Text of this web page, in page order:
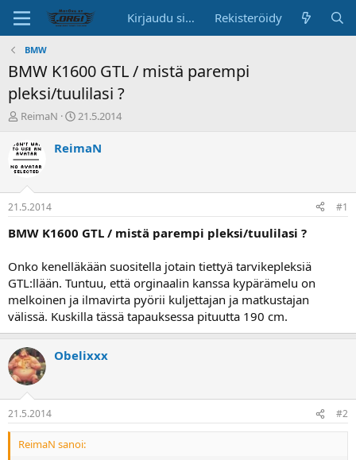
Kirjaudu sisään Rekisteröidy
BMW
BMW K1600 GTL / mistä parempi
pleksi/tuulilasi ?
K
s
k
u
s
t
e
l
a
l
o
i
t
t
a
j
a
ReimaN
A
o
p
ä
ä
21.5.2014
ReimaN
21.5.2014 #1
BMW K1600 GTL / mistä parempi pleksi/tuulilasi ?
Onko kenelläkään suositella jotain tiettyä tarvikepleksiä
GTL:llään. Tuntuu, että orginaalin kanssa kypärämelu on
melkoinen ja ilmavirta pyörii kuljettajan ja matkustajan
välissä. Kuskilla tässä tapauksessa pituutta 190 cm.
Obelixxx
21.5.2014 #2
ReimaN sanoi: